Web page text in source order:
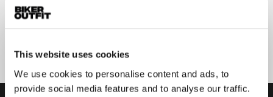
This website uses cookies
We use cookies to personalise content and ads, to
provide social media features and to analyse our traffic.